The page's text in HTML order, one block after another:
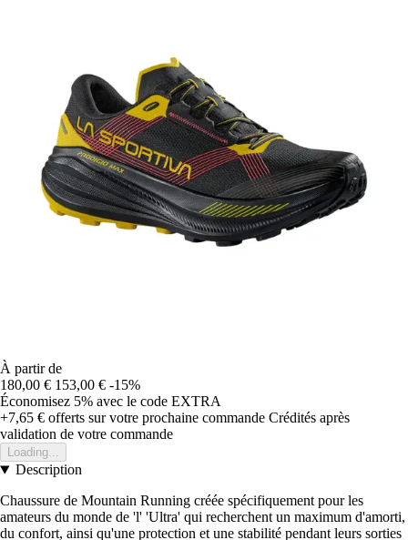
À partir de
180,00 € 153,00 € -15%
Économisez 5% avec le code EXTRA
+7,65 € offerts sur votre prochaine commande Crédités après
validation de votre commande
Loading...
Description
Chaussure de Mountain Running créée spécifiquement pour les
amateurs du monde de 'l' 'Ultra' qui recherchent un maximum d'amorti,
du confort, ainsi qu'une protection et une stabilité pendant leurs sorties